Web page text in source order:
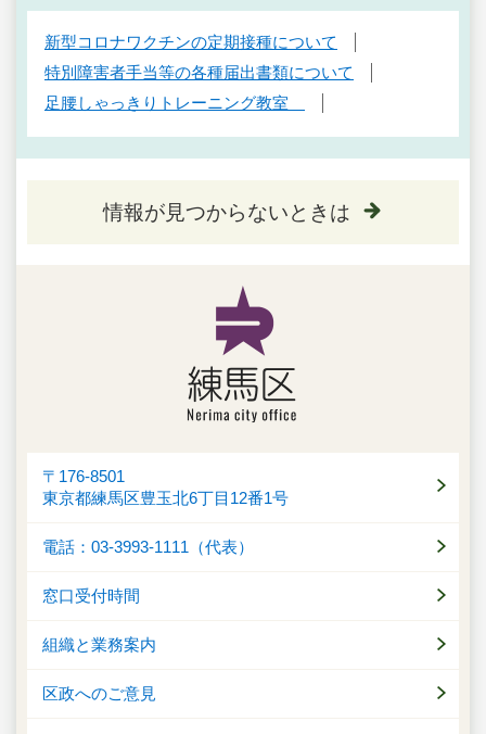
新型コロナワクチンの定期接種について
特別障害者手当等の各種届出書類について
足腰しゃっきりトレーニング教室
情報が見つからないときは
〒176-8501
東京都練馬区豊玉北6丁目12番1号
電話：03-3993-1111（代表）
窓口受付時間
組織と業務案内
区政へのご意見